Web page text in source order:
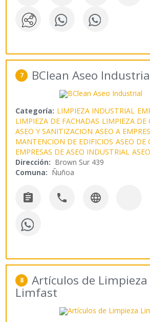
7 BClean Aseo
Categoría: LIMPIEZA INDUSTRIAL
LIMPIEZA DE FACHADAS LIMPIEZA DE
ASEO Y SANITIZACION ASEO A
MANTENCION DE EDIFICIOS ASEO DE
EMPRESAS DE ASEO INDUSTRIAL
Dirección: Brown Sur 439
Comuna: Ñuñoa
  
8 Artículos de Limpieza
Limfast